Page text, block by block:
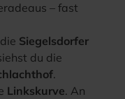
– fast
Sie­gels­dor­fer
du die
.
Links­kur­ve. An